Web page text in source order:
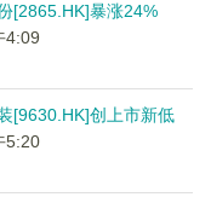
[2865.HK]暴涨24%
4:09
[9630.HK]创上市新低
5:20